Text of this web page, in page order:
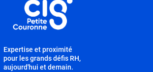
Expertise et proximité
pour les grands défis RH,
aujourd'hui et demain.